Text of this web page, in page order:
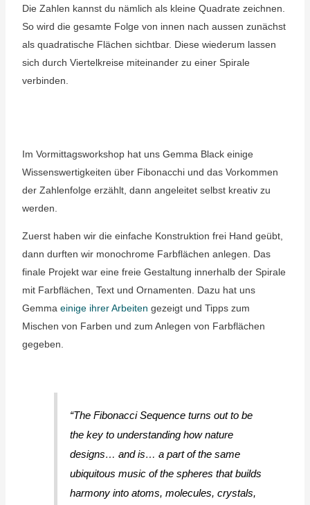
Die Zahlen kannst du nämlich als kleine Quadrate zeichnen.
So wird die gesamte Folge von innen nach aussen zunächst
als quadratische Flächen sichtbar. Diese wiederum lassen
sich durch Viertelkreise miteinander zu einer Spirale
verbinden.
Im Vormittagsworkshop hat uns Gemma Black einige
Wissenswertigkeiten über Fibonacchi und das Vorkommen
der Zahlenfolge erzählt, dann angeleitet selbst kreativ zu
werden.
Zuerst haben wir die einfache Konstruktion frei Hand geübt,
dann durften wir monochrome Farbflächen anlegen. Das
finale Projekt war eine freie Gestaltung innerhalb der Spirale
mit Farbflächen, Text und Ornamenten. Dazu hat uns
Gemma einige ihrer Arbeiten gezeigt und Tipps zum
Mischen von Farben und zum Anlegen von Farbflächen
gegeben.
“The Fibonacci Sequence turns out to be
the key to understanding how nature
designs… and is… a part of the same
ubiquitous music of the spheres that builds
harmony into atoms, molecules, crystals,